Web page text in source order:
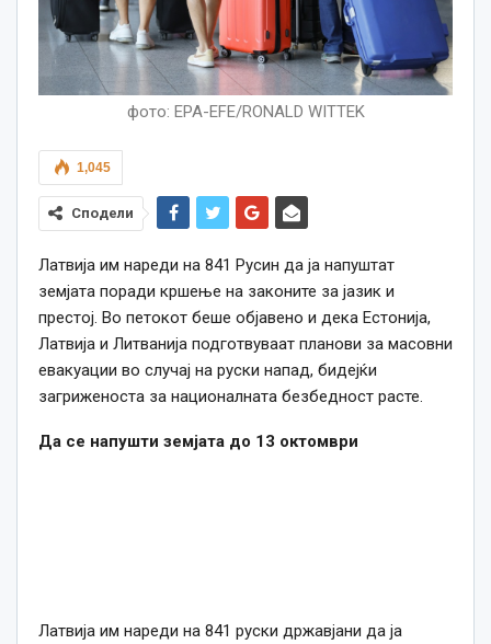
фото: EPA-EFE/RONALD WITTEK
1,045
Сподели
Латвија им нареди на 841 Русин да ја напуштат
земјата поради кршење на законите за јазик и
престој. Во петокот беше објавено и дека Естонија,
Латвија и Литванија подготвуваат планови за масовни
евакуации во случај на руски напад, бидејќи
загриженоста за националната безбедност расте.
Да се ​​напушти земјата до 13 октомври
Латвија им нареди на 841 руски државјани да ја